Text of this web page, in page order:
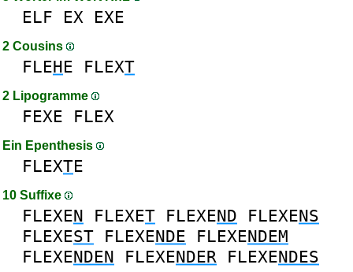
ELF EX EXE
2 Cousins
FLEHE FLEXT
2 Lipogramme
FEXE FLEX
Ein Epenthesis
FLEXTE
10 Suffixe
FLEXEN FLEXET FLEXEND FLEXENS
FLEXEST FLEXENDE FLEXENDEM
FLEXENDEN FLEXENDER FLEXENDES